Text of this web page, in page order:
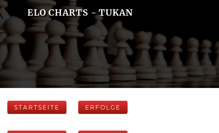
ELO CHARTS - TUKAN
STARTSEITE ERFOLGE